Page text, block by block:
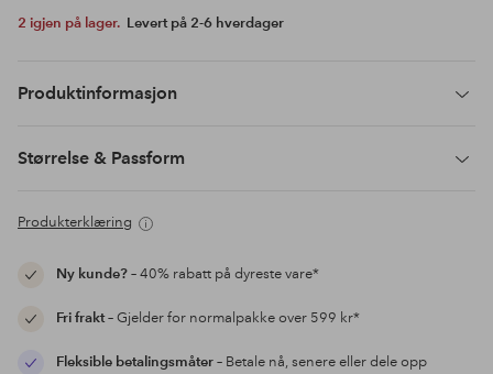
2 igjen på lager. Levert på 2-6 hverdager
Produktinformasjon
Størrelse & Passform
Produkterklæring
Ny kunde?– 40% rabatt på dyreste vare*
Fri frakt– Gjelder for normalpakke over 599 kr*
Fleksible betalingsmåter– Betale nå, senere eller dele opp